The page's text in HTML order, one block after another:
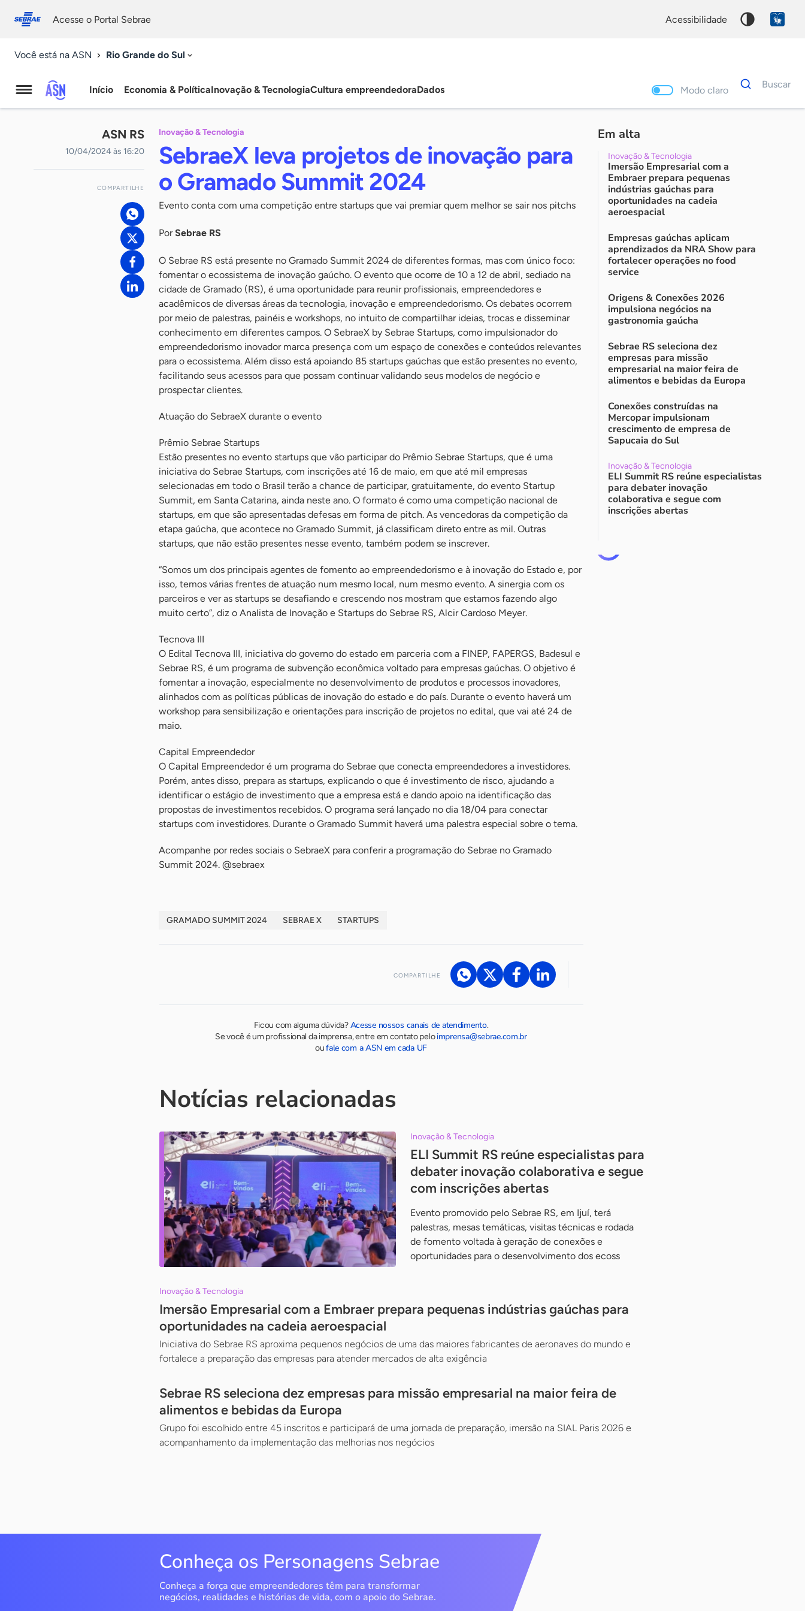
conosco
Acesse o Portal Sebrae acessibilidade
Você está na ASN Rio Grande do Sul
Agência
Sebrae
de
Notícias
Início Economia & PolíticaInovação & TecnologiaCultura empreendedoraDados Modo claro
Dados
para
Buscar
ASN RS
10/04/2024 às 16:20
COMPARTILHE
Inovação & Tecnologia
SebraeX leva projetos de inovação para
o Gramado Summit 2024
Evento conta com uma competição entre startups que vai premiar quem melhor se sair nos pitchs
PorSebrae RS
O Sebrae RS está presente no Gramado Summit 2024 de diferentes formas, mas com único foco:
fomentar o ecossistema de inovação gaúcho. O evento que ocorre de 10 a 12 de abril, sediado na
cidade de Gramado (RS), é uma oportunidade para reunir profissionais, empreendedores e
acadêmicos de diversas áreas da tecnologia, inovação e empreendedorismo. Os debates ocorrem
por meio de palestras, painéis e workshops, no intuito de compartilhar ideias, trocas e disseminar
conhecimento em diferentes campos. O SebraeX by Sebrae Startups, como impulsionador do
empreendedorismo inovador marca presença com um espaço de conexões e conteúdos relevantes
para o ecossistema. Além disso está apoiando 85 startups gaúchas que estão presentes no evento,
facilitando seus acessos para que possam continuar validando seus modelos de negócio e
prospectar clientes.
Atuação do SebraeX durante o evento
Prêmio Sebrae Startups
Estão presentes no evento startups que vão participar do Prêmio Sebrae Startups, que é uma
iniciativa do Sebrae Startups, com inscrições até 16 de maio, em que até mil empresas
selecionadas em todo o Brasil terão a chance de participar, gratuitamente, do evento Startup
Summit, em Santa Catarina, ainda neste ano. O formato é como uma competição nacional de
startups, em que são apresentadas defesas em forma de pitch. As vencedoras da competição da
etapa gaúcha, que acontece no Gramado Summit, já classificam direto entre as mil. Outras
startups, que não estão presentes nesse evento, também podem se inscrever.
“Somos um dos principais agentes de fomento ao empreendedorismo e à inovação do Estado e, por
isso, temos várias frentes de atuação num mesmo local, num mesmo evento. A sinergia com os
parceiros e ver as startups se desafiando e crescendo nos mostram que estamos fazendo algo
muito certo”, diz o Analista de Inovação e Startups do Sebrae RS, Alcir Cardoso Meyer.
Tecnova III
O Edital Tecnova III, iniciativa do governo do estado em parceria com a FINEP, FAPERGS, Badesul e
Sebrae RS, é um programa de subvenção econômica voltado para empresas gaúchas. O objetivo é
fomentar a inovação, especialmente no desenvolvimento de produtos e processos inovadores,
alinhados com as políticas públicas de inovação do estado e do país. Durante o evento haverá um
workshop para sensibilização e orientações para inscrição de projetos no edital, que vai até 24 de
maio.
Capital Empreendedor
O Capital Empreendedor é um programa do Sebrae que conecta empreendedores a investidores.
Porém, antes disso, prepara as startups, explicando o que é investimento de risco, ajudando a
identificar o estágio de investimento que a empresa está e dando apoio na identificação das
propostas de investimentos recebidos. O programa será lançado no dia 18/04 para conectar
startups com investidores. Durante o Gramado Summit haverá uma palestra especial sobre o tema.
Acompanhe por redes sociais o SebraeX para conferir a programação do Sebrae no Gramado
Summit 2024. @sebraex
GRAMADO SUMMIT 2024 SEBRAE X STARTUPS
COMPARTILHE
Ficou com alguma dúvida?Acesse nossos canais de atendimento.
Se você é um profissional da imprensa, entre em contato peloimprensa@sebrae.com.br
oufale com a ASN em cada UF
Em alta
Inovação & Tecnologia
Imersão Empresarial com a
Embraer prepara pequenas
indústrias gaúchas para
oportunidades na cadeia
aeroespacial
Empresas gaúchas aplicam
aprendizados da NRA Show para
fortalecer operações no food
service
Origens & Conexões 2026
impulsiona negócios na
gastronomia gaúcha
Sebrae RS seleciona dez
empresas para missão
empresarial na maior feira de
alimentos e bebidas da Europa
Conexões construídas na
Mercopar impulsionam
crescimento de empresa de
Sapucaia do Sul
Inovação & Tecnologia
ELI Summit RS reúne especialistas
para debater inovação
colaborativa e segue com
inscrições abertas
Notícias relacionadas
Inovação & Tecnologia
ELI Summit RS reúne especialistas para
debater inovação colaborativa e segue
com inscrições abertas
Evento promovido pelo Sebrae RS, em Ijuí, terá
palestras, mesas temáticas, visitas técnicas e rodada
de fomento voltada à geração de conexões e
oportunidades para o desenvolvimento dos ecoss
Inovação & Tecnologia
Imersão Empresarial com a Embraer prepara pequenas indústrias gaúchas para
oportunidades na cadeia aeroespacial
Iniciativa do Sebrae RS aproxima pequenos negócios de uma das maiores fabricantes de aeronaves do mundo e
fortalece a preparação das empresas para atender mercados de alta exigência
Sebrae RS seleciona dez empresas para missão empresarial na maior feira de
alimentos e bebidas da Europa
Grupo foi escolhido entre 45 inscritos e participará de uma jornada de preparação, imersão na SIAL Paris 2026 e
acompanhamento da implementação das melhorias nos negócios
Conheça os Personagens Sebrae
Conheça a força que empreendedores têm para transformar
negócios, realidades e histórias de vida, com o apoio do Sebrae.